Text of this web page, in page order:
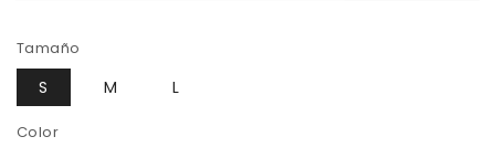
Tamaño
S M L
Color